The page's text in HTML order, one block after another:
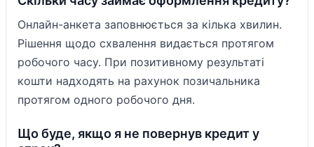
Онлайн-анкета заповнюється за кілька хвилин.
Рішення щодо схвалення видається протягом
робочого часу. При позитивному результаті
кошти надходять на рахунок позичальника
протягом одного робочого дня.
Що буде, якщо я не повернув кредит у